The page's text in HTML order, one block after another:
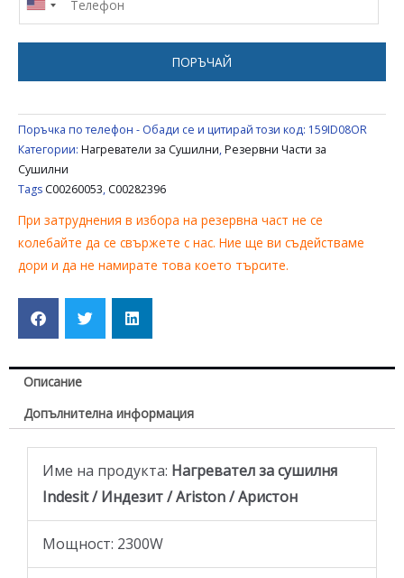
INDESIT
,
ПОРЪЧАЙ
Поръчка по телефон - Обади се и цитирай този код: 159ID08OR
Категории: Нагреватели за Сушилни,Резервни Части за
Сушилни
Tags C00260053, C00282396
При затруднения в избора на резервна част не се
колебайте да се свържете с нас. Ние ще ви съдействаме
дори и да не намирате това което търсите.
Описание
Допълнителна информация
Име на продукта: Нагревател за сушилня
Indesit / Индезит / Ariston / Аристон
Мощност: 2300W